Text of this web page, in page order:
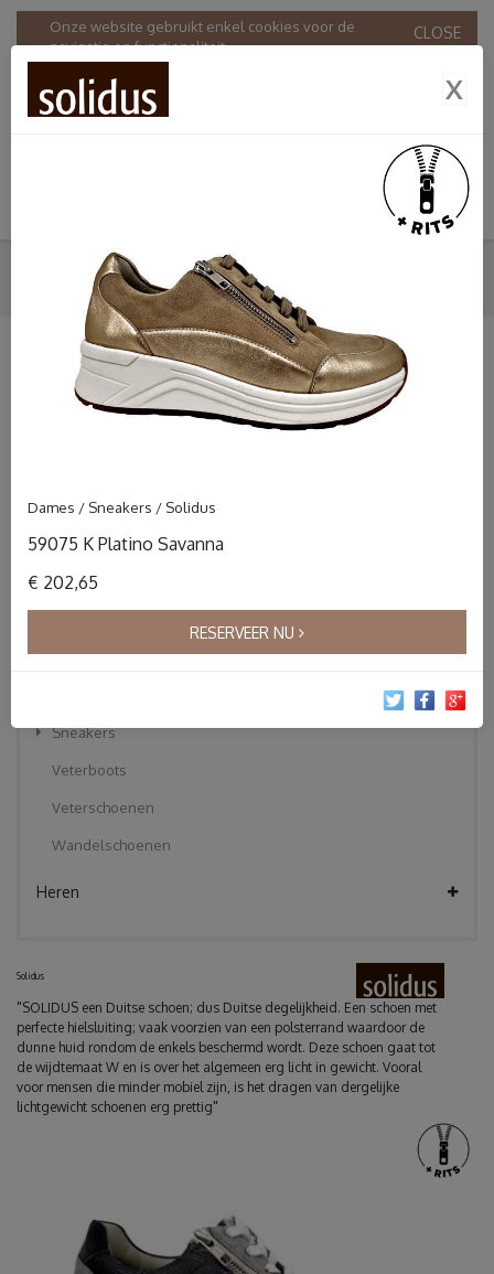
CLOSE
Onze website gebruikt enkel cookies voor de
navigatie en functionaliteit.
Door onze website te gebruiken stemt u in met ons
gebruik van cookies in overeenstemming met onze
Privacy & Cookie policy
SHOP DAMES SOLIDUS
SHOP
Instapper
Klittebandschoenen
Korte laarzen
Sandalen
Sneakers
Veterboots
Veterschoenen
Wandelschoenen
Heren
Solidus
"SOLIDUS een Duitse schoen; dus Duitse degelijkheid. Een schoen met
perfecte hielsluiting; vaak voorzien van een polsterrand waardoor de
dunne huid rondom de enkels beschermd wordt. Deze schoen gaat tot
de wijdtemaat W en is over het algemeen erg licht in gewicht. Vooral
voor mensen die minder mobiel zijn, is het dragen van dergelijke
lichtgewicht schoenen erg prettig"
X
Dames / Sneakers / Solidus
59075 K Platino Savanna
€ 202,65
RESERVEER NU